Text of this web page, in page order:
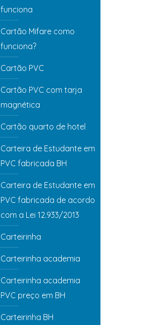
funciona
Cartão Mifare como
funciona?
Cartão PVC
Cartão PVC com tarja
magnética
Cartão quarto de hotel
Carteira de Estudante em
PVC fabricada BH
Carteira de Estudante em
PVC fabricada de acordo
com a Lei 12.933/2013
Carteirinha
Carteirinha academia
Carteirinha academia
PVC preço em BH
Carteirinha BH